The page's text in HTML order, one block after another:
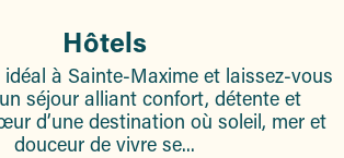
Hôtels
idéal à Sainte-Maxime et laissez-vous
séjour alliant confort, détente et
d’une destination où soleil, mer et
douceur de vivre se...